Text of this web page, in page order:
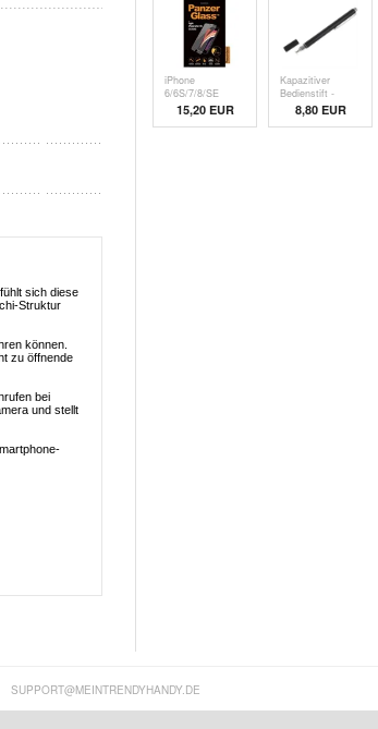
sich diese
Struktur
können.
zu öffnende
bei
und stellt
iPhone
6/6S/7/8/SE
(2020)/SE (
15,20 EUR
Kapazitiver
Bedienstift -
Schw8,80 EUR
SUPPORT@MEINTRENDYHANDY.DE